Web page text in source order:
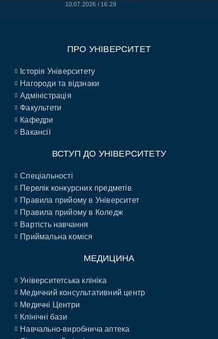
10.07.2026 16:29
ПРО УНІВЕРСИТЕТ
Історія Університету
Нагороди та відзнаки
Адміністрація
Факультети
Кафедри
Вакансії
ВСТУП ДО УНІВЕРСИТЕТУ
Спеціальності
Перелік конкурсних предметів
Правила прийому в Університет
Правила прийому в Коледж
Вартість навчання
Приймальна коміся
МЕДИЦИНА
Університетська клініка
Медичний консультативний центр
Медичні Центри
Клінічні бази
Навчально-виробнича аптека